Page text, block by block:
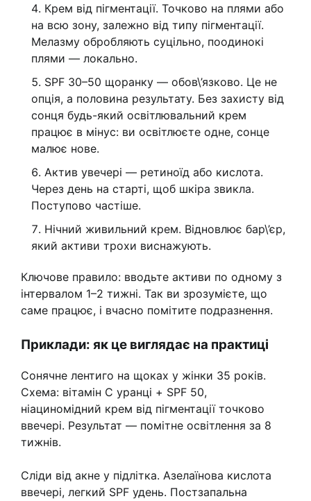
Крем від пігментації. Точково на плями або
на всю зону, залежно від типу пігментації.
Мелазму обробляють суцільно, поодинокі
плями — локально.
SPF 30–50 щоранку — обов\’язково. Це не
опція, а половина результату. Без захисту від
сонця будь-який освітлювальний крем
працює в мінус: ви освітлюєте одне, сонце
малює нове.
Актив увечері — ретиноїд або кислота.
Через день на старті, щоб шкіра звикла.
Поступово частіше.
Нічний живильний крем. Відновлює бар\’єр,
який активи трохи виснажують.
Ключове правило: вводьте активи по одному з
інтервалом 1–2 тижні. Так ви зрозумієте, що
саме працює, і вчасно помітите подразнення.
Приклади: як це виглядає на практиці
Сонячне лентиго на щоках у жінки 35 років.
Схема: вітамін C уранці + SPF 50,
ніациномідний крем від пігментації точково
ввечері. Результат — помітне освітлення за 8
тижнів.
Сліди від акне у підлітка. Азелаїнова кислота
ввечері, легкий SPF удень. Постзапальна